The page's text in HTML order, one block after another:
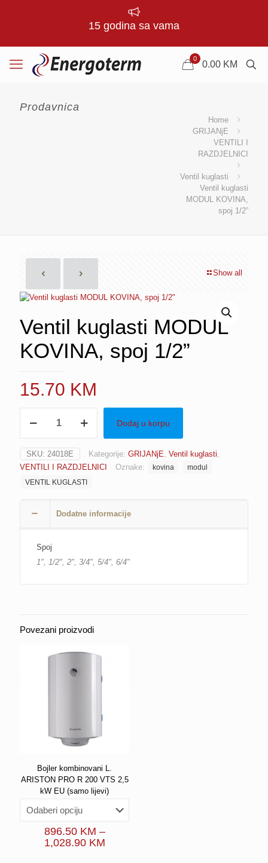
15 godina sa vama
0
0.00 KM
Prodavnica
Home
GRIJANjE
VENTILI I
RAZDJELNICI
Ventil kuglasti
Ventil kuglasti
MODUL KOVINA,
spoj 1/2”
Show all
Ventil kuglasti MODUL
KOVINA, spoj 1/2”
15.70 KM
kuglasti
KOVINA,
spoj
1/2"
količina
Dodaj u korpu
SKU: 24018E Kategorije: GRIJANjE, Ventil kuglasti,
VENTILI I RAZDJELNICI
Oznake: kovina
modul
VENTIL KUGLASTI
Dodatne informacije
Spoj
1", 1/2", 2", 3/4", 5/4", 6/4"
Povezani proizvodi
Bojler kombinovani L.
ARISTON PRO R 200 VTS 2,5
kW EU (samo lijevi)
896.50 KM –
1,028.90 KMPrice